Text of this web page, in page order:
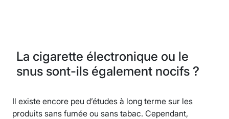
La cigarette électronique ou le
snus sont-ils également nocifs ?
Il existe encore peu d’études à long terme sur les
produits sans fumée ou sans tabac. Cependant,